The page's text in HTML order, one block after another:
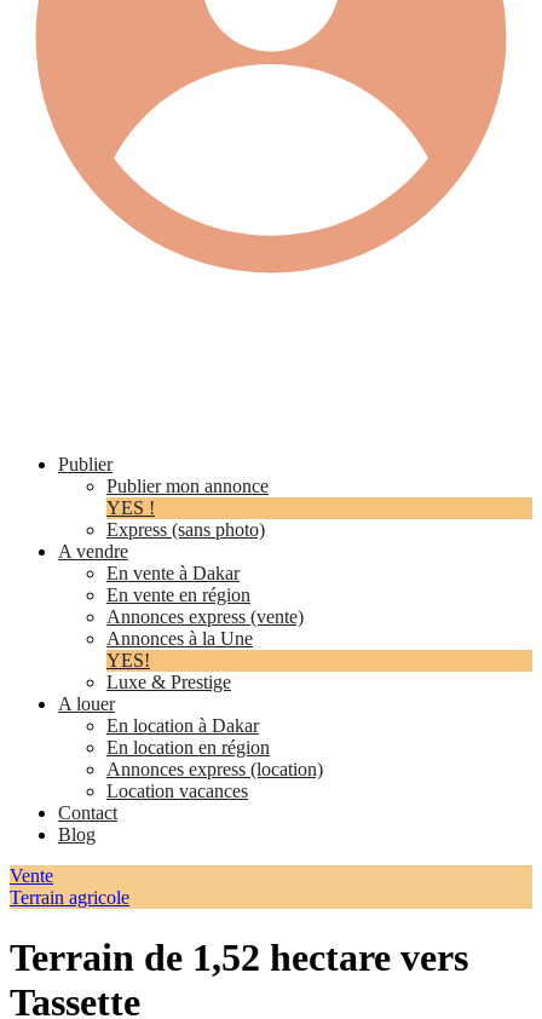
Publier
Publier mon annonce
YES !
Express (sans photo)
A vendre
En vente à Dakar
En vente en région
Annonces express (vente)
Annonces à la Une
YES!
Luxe & Prestige
A louer
En location à Dakar
En location en région
Annonces express (location)
Location vacances
Contact
Blog
Vente
Terrain agricole
Terrain de 1,52 hectare vers
Tassette